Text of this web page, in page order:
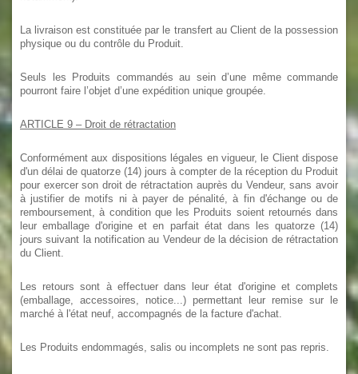
La livraison est constituée par le transfert au Client de la possession
physique ou du contrôle du Produit.
Seuls les Produits commandés au sein d’une même commande
pourront faire l’objet d’une expédition unique groupée.
ARTICLE 9 – Droit de rétractation
Conformément aux dispositions légales en vigueur, le Client dispose
d'un délai de quatorze (14) jours à compter de la réception du Produit
pour exercer son droit de rétractation auprès du Vendeur, sans avoir
à justifier de motifs ni à payer de pénalité, à fin d'échange ou de
remboursement, à condition que les Produits soient retournés dans
leur emballage d'origine et en parfait état dans les quatorze (14)
jours suivant la notification au Vendeur de la décision de rétractation
du Client.
Les retours sont à effectuer dans leur état d'origine et complets
(emballage, accessoires, notice...) permettant leur remise sur le
marché à l'état neuf, accompagnés de la facture d'achat.
Les Produits endommagés, salis ou incomplets ne sont pas repris.